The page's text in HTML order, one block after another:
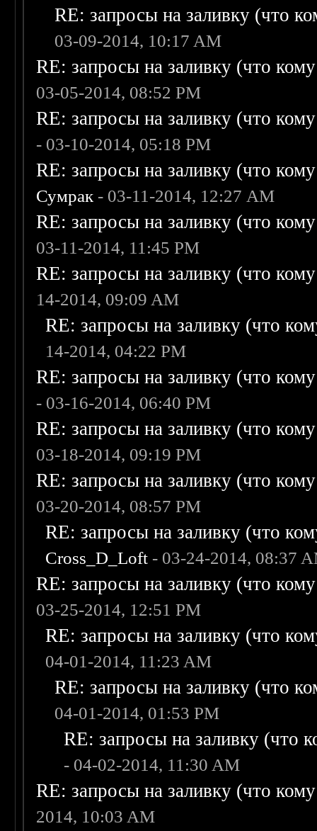
RE: запросы на заливку (что
03-09-2014, 10:17 AM
RE: запросы на заливку (что
03-05-2014, 08:52 PM
RE: запросы на заливку (что
- 03-10-2014, 05:18 PM
RE: запросы на заливку (что
Сумрак - 03-11-2014, 12:27 AM
RE: запросы на заливку (что
03-11-2014, 11:45 PM
RE: запросы на заливку (что
14-2014, 09:09 AM
RE: запросы на заливку (что
14-2014, 04:22 PM
RE: запросы на заливку (что
- 03-16-2014, 06:40 PM
RE: запросы на заливку (что
03-18-2014, 09:19 PM
RE: запросы на заливку (что
03-20-2014, 08:57 PM
RE: запросы на заливку (что
Cross_D_Loft - 03-24-2014, 08:37
RE: запросы на заливку (что
03-25-2014, 12:51 PM
RE: запросы на заливку (что
04-01-2014, 11:23 AM
RE: запросы на заливку (что
04-01-2014, 01:53 PM
RE: запросы на заливку (что
- 04-02-2014, 11:30 AM
RE: запросы на заливку (что
2014, 10:03 AM